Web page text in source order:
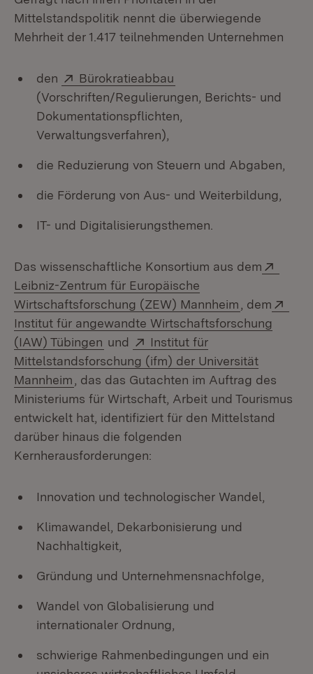
Mittelstandspolitik nennt die überwiegende
Mehrheit der 1.417 teilnehmenden Unternehmen
den Extern:
Bürokratieabbau
(Vorschriften/Regulierungen, Berichts- und
Dokumentationspflichten,
Verwaltungsverfahren),
die Reduzierung von Steuern und Abgaben,
die Förderung von Aus- und Weiterbildung,
IT- und Digitalisierungsthemen.
Das wissenschaftliche Konsortium aus dem
Leibniz-Zentrum für Europäische
Wirtschaftsforschung (ZEW) Mannheim (Öffnet in
, dem
Institut für angewandte Wirtschaftsforschung
(IAW) Tübingen (Öffnet in neuem Fenster)
und Extern:
Institut für
Mittelstandsforschung (ifm) der Universität
Mannheim (Öffnet in neuem Fenster)
, das das Gutachten im Auftrag des
Ministeriums für Wirtschaft, Arbeit und Tourismus
entwickelt hat, identifiziert für den Mittelstand
darüber hinaus die folgenden
Kernherausforderungen:
Innovation und technologischer Wandel,
Klimawandel, Dekarbonisierung und
Nachhaltigkeit,
Gründung und Unternehmensnachfolge,
Wandel von Globalisierung und
internationaler Ordnung,
schwierige Rahmenbedingungen und ein